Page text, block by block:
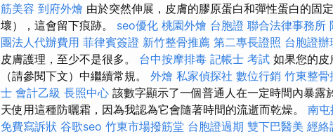
筋美容 到府外燴 由於突然伸展，皮膚的膠原蛋白和彈性蛋白的固
壞），這會留下痕跡。 seo優化 桃園外燴 台胞證 聯合法律事務所
團法人代辦費用 菲律賓簽證 新竹整骨推薦 第二專長證照 台胞證辦
皮膚護理，至少不是很多。 台中按摩排毒 記帳士 考試 如果您的皮
（請參閱下文）中繼續常規。 外燴 私家偵探社 數位行銷 竹東整骨
士 會計乙級 長照中心 該數字顯示了一個普通人在一定時間內暴
天使用這種防曬霜，因為我認為它會隨著時間的流逝而乾燥。 南屯
免費寫訴狀 谷歌seo 竹東市場撥筋堂 台胞證過期 雙下巴醫美 經絡